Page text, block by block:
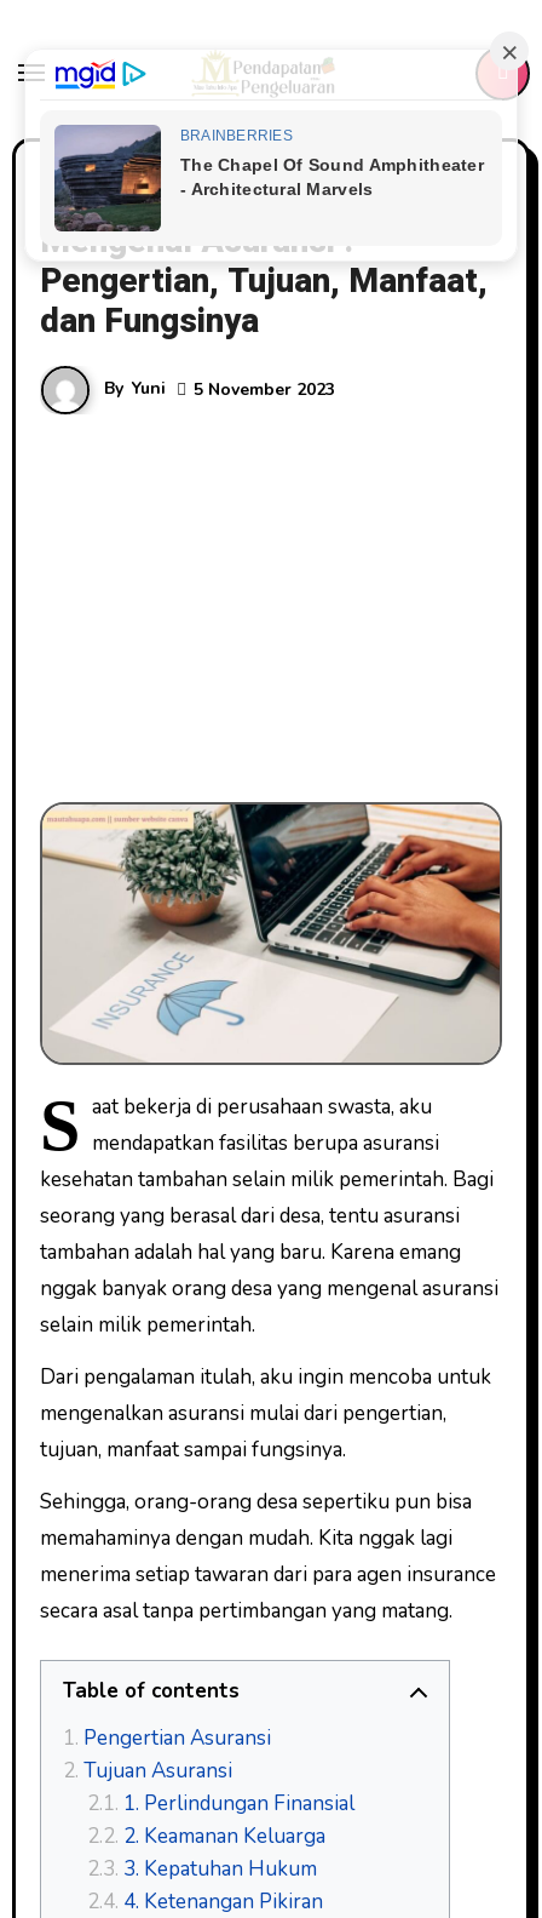
content
Asuransi
Mengenal Asuransi :
Pengertian, Tujuan, Manfaat,
dan Fungsinya
By Yuni 5 November 2023
S aat bekerja di perusahaan swasta, aku
mendapatkan fasilitas berupa asuransi
kesehatan tambahan selain milik pemerintah. Bagi
seorang yang berasal dari desa, tentu asuransi
tambahan adalah hal yang baru. Karena emang
nggak banyak orang desa yang mengenal asuransi
selain milik pemerintah.
Dari pengalaman itulah, aku ingin mencoba untuk
mengenalkan asuransi mulai dari pengertian,
tujuan, manfaat sampai fungsinya.
Sehingga, orang-orang desa sepertiku pun bisa
memahaminya dengan mudah. Kita nggak lagi
menerima setiap tawaran dari para agen insurance
secara asal tanpa pertimbangan yang matang.
Table of contents
Pengertian Asuransi
Tujuan Asuransi
1. Perlindungan Finansial
2. Keamanan Keluarga
3. Kepatuhan Hukum
4. Ketenangan Pikiran